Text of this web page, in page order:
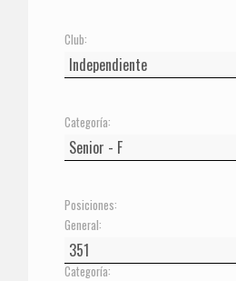
Club:
Categoría:
Posiciones:
General:
Categoría: